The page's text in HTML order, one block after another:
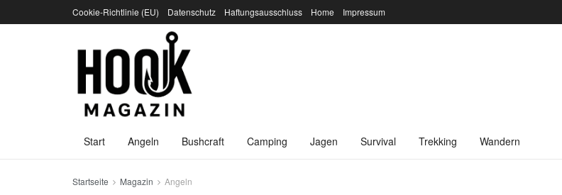
Cookie-Richtlinie (EU) Datenschutz Haftungsausschluss Home Impressum
Start Angeln Bushcraft Camping Jagen Survival Trekking Wandern
Startseite Magazin Angeln